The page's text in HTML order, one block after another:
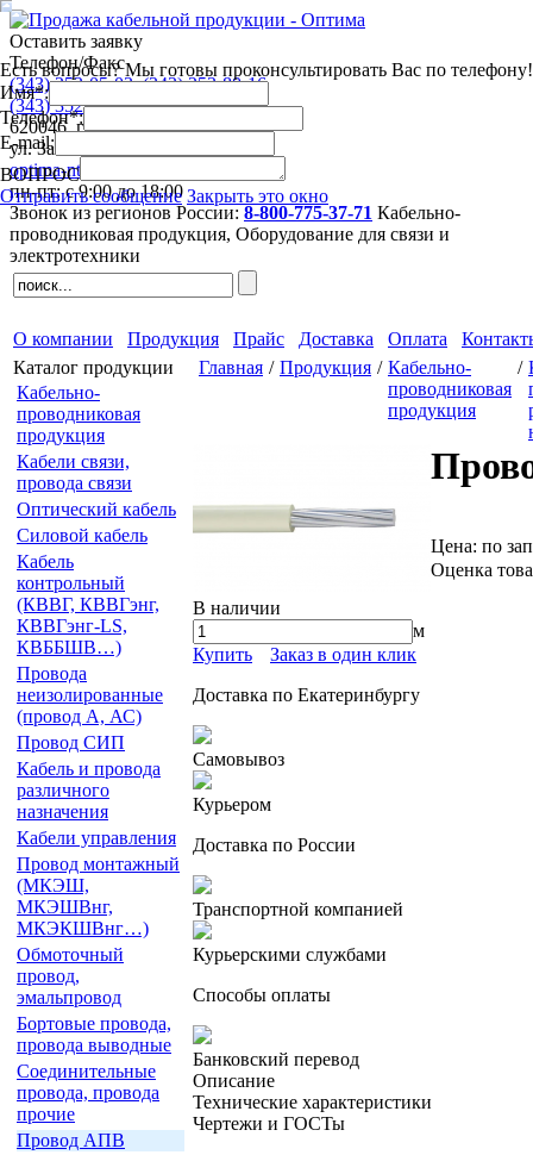
Оставить заявку
Телефон/Факс
(343)253-05-03,(343)253-80-16
(343)352-44-63,(343)352-41-53
620046,г. Екатеринбург
ул. Завокзальная 5, оф. 709
optima-nt@mail.ru
пн-пт: с 9:00 до 18:00
Звонок из регионов России: 8-800-775-37-71 Кабельно-
проводниковая продукция, Оборудование для связи и
электротехники
О компании Продукция Прайс Доставка Оплата
Каталог продукции
Кабельно-
проводниковая
продукция
Кабели связи,
провода связи
Оптический кабель
Силовой кабель
Кабель
контрольный
(КВВГ, КВВГэнг,
КВВГэнг-LS,
КВББШВ…)
Провода
неизолированные
(провод А, АС)
Провод СИП
Кабель и провода
различного
назначения
Кабели управления
Провод монтажный
(МКЭШ,
МКЭШВнг,
МКЭКШВнг…)
Обмоточный
провод,
эмальпровод
Бортовые провода,
провода выводные
Соединительные
провода, провода
прочие
Провод АПВ
Главная / Продукция / Кабельно-
проводниковая
продукция
/
Цена: по
Оценка
В наличии
м
Купить
Заказ в один клик
Доставка по Екатеринбургу
Самовывоз
Курьером
Доставка по России
Транспортной компанией
Курьерскими службами
Способы оплаты
Банковский перевод
Описание
Технические характеристики
Чертежи и ГОСТы
Есть вопросы? Мы готовы проконсультировать Вас по телефону!
Имя*:
Телефон*:
E-mail:
ВОПРОС
Отправить сообщение Закрыть это окно